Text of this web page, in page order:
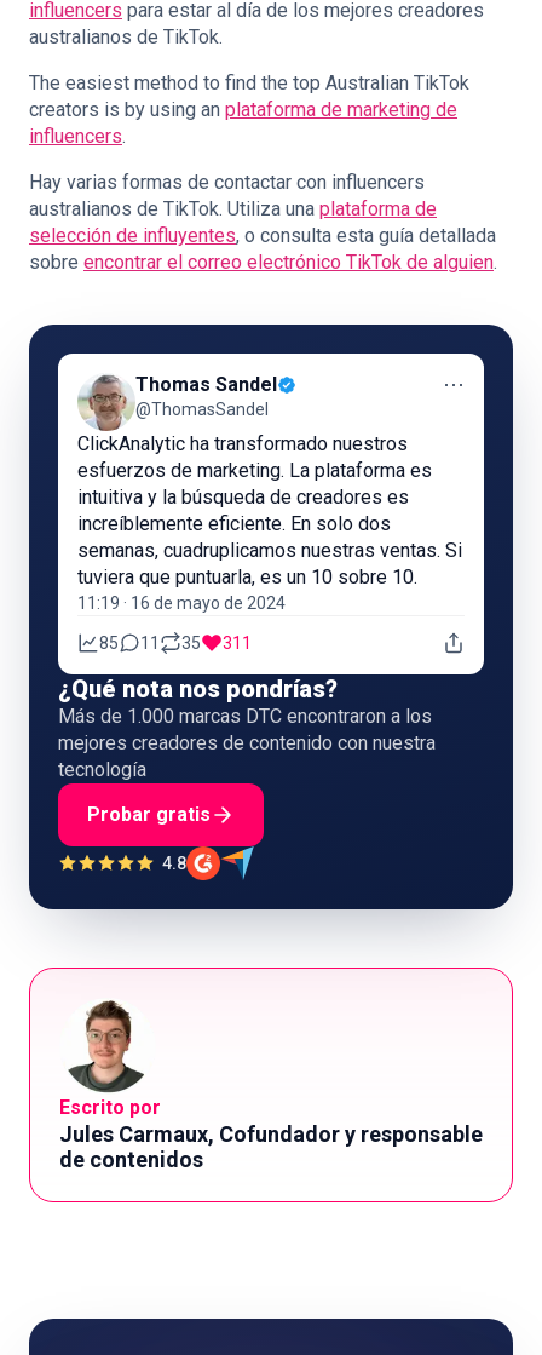
influencers para estar al día de los mejores creadores
australianos de TikTok.
The easiest method to find the top Australian TikTok
creators is by using an plataforma de marketing de
influencers.
Hay varias formas de contactar con influencers
australianos de TikTok. Utiliza una plataforma de
selección de influyentes, o consulta esta guía detallada
sobre encontrar el correo electrónico TikTok de alguien.
Thomas Sandel
@ThomasSandel
⋯
ClickAnalytic ha transformado nuestros
esfuerzos de marketing. La plataforma es
intuitiva y la búsqueda de creadores es
increíblemente eficiente. En solo dos
semanas, cuadruplicamos nuestras ventas. Si
tuviera que puntuarla, es un 10 sobre 10.
11:19 · 16 de mayo de 2024
85 11 35 311
¿Qué nota nos pondrías?
Más de 1.000 marcas DTC encontraron a los
mejores creadores de contenido con nuestra
tecnología
Probar gratis
4.8
Escrito por
Jules Carmaux, Cofundador y responsable
de contenidos